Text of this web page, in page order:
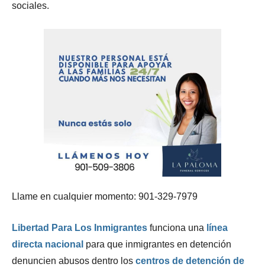
sociales.
Llame en cualquier momento: 901-329-7979
Libertad Para Los Inmigrantes funciona una línea
directa nacional para que inmigrantes en detención
denuncien abusos dentro los centros de detención de